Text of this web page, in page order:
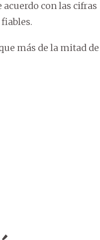
con las cifras
más de la mitad de